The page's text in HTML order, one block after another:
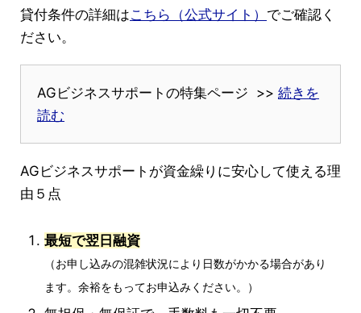
貸付条件の詳細はこちら（公式サイト） でご確認く
ださい。
AGビジネスサポートの特集ページ >> 続きを
読む
AGビジネスサポートが資金繰りに安心して使える理
由５点
最短で翌日融資
（お申し込みの混雑状況により日数がかかる場合があり
ます。余裕をもってお申込みください。）